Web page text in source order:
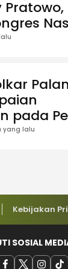
Pratowo,
pada
yang lalu
Kebijakan
SOSIAL